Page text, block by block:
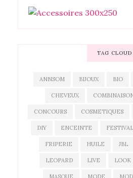
TAG CLOUD
ANNSOM BIJOUX BIO
CHEVEUX
CONCOURS COSMETIQUES
DIY ENCEINTE FESTIVAL
FRIPERIE HUILE JBL
LEOPARD LIVE LOOK
MASQUE MODE